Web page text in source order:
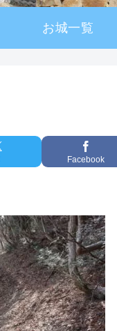
お城一覧
Facebook